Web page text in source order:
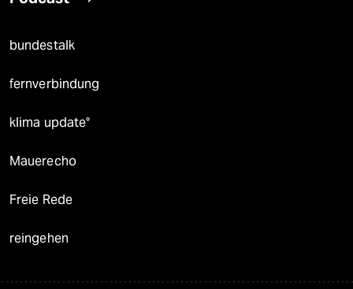
bundestalk
fernverbindung
klima update°
Mauerecho
Freie Rede
reingehen